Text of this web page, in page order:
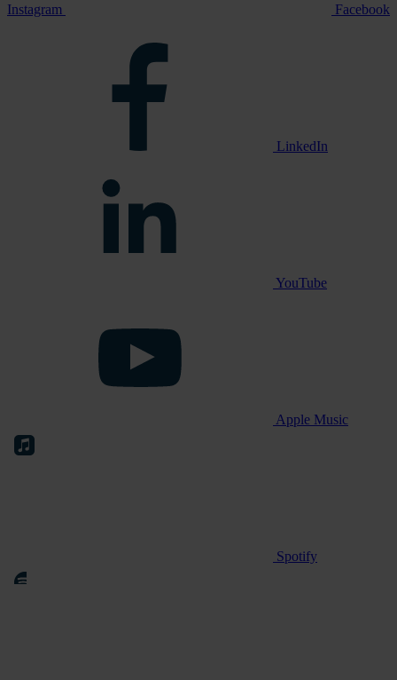
Instagram Facebook
LinkedIn
YouTube
Apple Music
Spotify